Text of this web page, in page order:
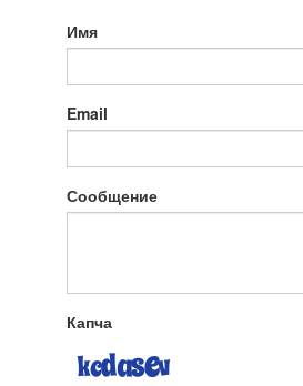
Имя
Email
Сообщение
Капча